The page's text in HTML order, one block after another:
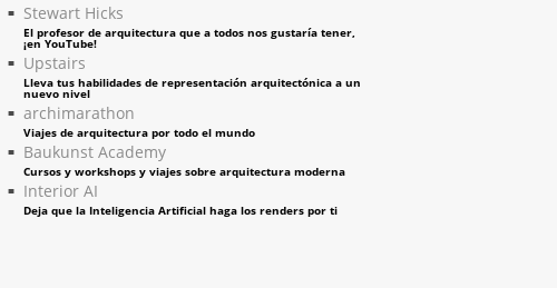
Stewart Hicks
El profesor de arquitectura que a todos nos gustaría tener,
¡en YouTube!
Upstairs
Lleva tus habilidades de representación arquitectónica a un
nuevo nivel
archimarathon
Viajes de arquitectura por todo el mundo
Baukunst Academy
Cursos y workshops y viajes sobre arquitectura moderna
Interior AI
Deja que la Inteligencia Artificial haga los renders por ti